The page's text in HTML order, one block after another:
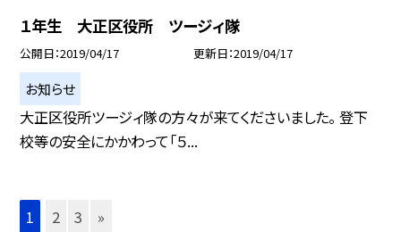
１年生 大正区役所 ツージィ隊
公開日 2019/04/17 更新日 2019/04/17
お知らせ
大正区役所ツージィ隊の方々が来てくださいました。 登下
校等の安全にかかわって「５...
1 2 3 »